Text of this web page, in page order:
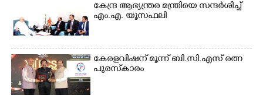
കേന്ദ്ര ആഭ്യന്ത്രര മന്ത്രിയെ സന്ദർശിച്ച്
എം.എ. യൂസഫലി
കേരളവിഷന് മൂന്ന് ബി.സി.എസ് രത്ന
പുരസ്‌കാരം